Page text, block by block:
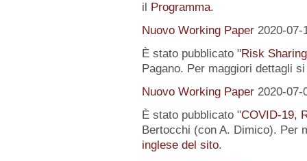
il Programma.
Nuovo Working Paper 2020-07-
È stato pubblicato "Risk
Pagano. Per maggiori dettagli
Nuovo Working Paper 2020-07-
È stato pubblicato "COVID-19,
Bertocchi (con A. Dimico). Per
inglese del sito.